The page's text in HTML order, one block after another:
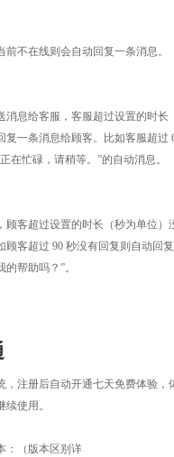
不在线则会自动回复一条消息。
消息给客服，客服超过设置的时长
复一条消息给顾客。比如客服超过
在忙碌，请稍等。”的自动消息。
顾客超过设置的时长（秒为单位）
顾客超过 90 秒没有回复则自动回
帮助吗？”。
，注册后自动开通七天免费体验，
使用。
：（版本区别详